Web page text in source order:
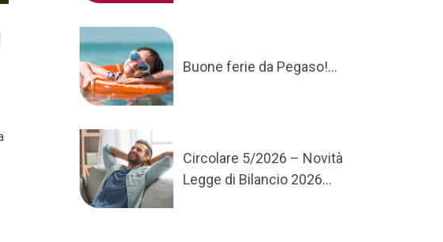
Buone ferie da Pegaso!...
Circolare 5/2026 – Novità
Legge di Bilancio 2026...